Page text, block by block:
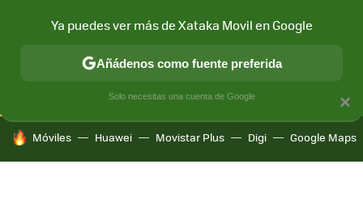
CONECTIVIDAD MÓVIL Y SOCIEDAD APLICACIONES
HOY SE HABLA DE
Móviles Huawei Movistar Plus Digi Google Maps
×
Ya puedes ver más de Xataka Movil en Google
Añádenos como fuente preferida
Solo necesitas una cuenta de Google